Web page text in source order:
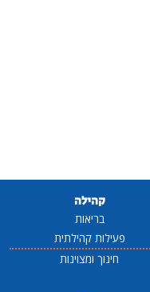
קהילה
בריאות
פעילות קהילתית
חינוך ומצוינות